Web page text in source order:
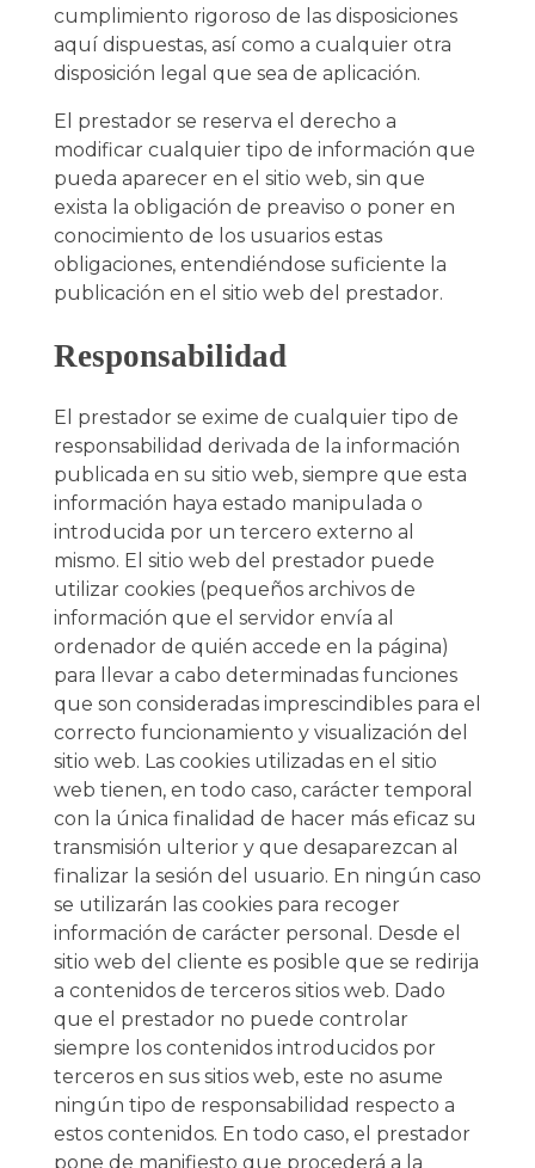
cumplimiento rigoroso de las disposiciones
aquí dispuestas, así como a cualquier otra
disposición legal que sea de aplicación.
El prestador se reserva el derecho a
modificar cualquier tipo de información que
pueda aparecer en el sitio web, sin que
exista la obligación de preaviso o poner en
conocimiento de los usuarios estas
obligaciones, entendiéndose suficiente la
publicación en el sitio web del prestador.
Responsabilidad
El prestador se exime de cualquier tipo de
responsabilidad derivada de la información
publicada en su sitio web, siempre que esta
información haya estado manipulada o
introducida por un tercero externo al
mismo. El sitio web del prestador puede
utilizar cookies (pequeños archivos de
información que el servidor envía al
ordenador de quién accede en la página)
para llevar a cabo determinadas funciones
que son consideradas imprescindibles para el
correcto funcionamiento y visualización del
sitio web. Las cookies utilizadas en el sitio
web tienen, en todo caso, carácter temporal
con la única finalidad de hacer más eficaz su
transmisión ulterior y que desaparezcan al
finalizar la sesión del usuario. En ningún caso
se utilizarán las cookies para recoger
información de carácter personal. Desde el
sitio web del cliente es posible que se redirija
a contenidos de terceros sitios web. Dado
que el prestador no puede controlar
siempre los contenidos introducidos por
terceros en sus sitios web, este no asume
ningún tipo de responsabilidad respecto a
estos contenidos. En todo caso, el prestador
pone de manifiesto que procederá a la